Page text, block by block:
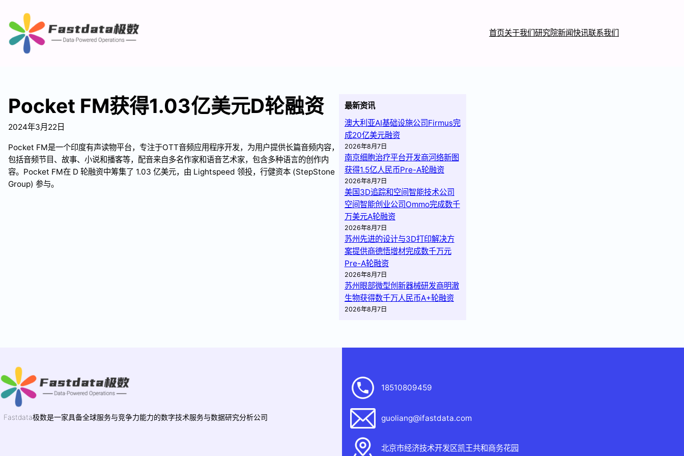
首页关于我们 研究院新闻快讯联系我们
Pocket FM获得1.03亿美元D轮融资
2024年3月22日
Pocket FM是一个印度有声读物平台，专注于OTT音频应用程序开发，为用户提供长篇音频内容，
包括音频节目、故事、小说和播客等，配音来自多名作家和语音艺术家，包含多种语言的创作内
容。Pocket FM在 D 轮融资中筹集了 1.03 亿美元，由 Lightspeed 领投，行健资本 (StepStone
Group) 参与。
最新资讯
澳大利亚AI基础设施公司Firmus完
成20亿美元融资
2026年8月7日
南京细胞治疗平台开发商河络新图
获得1.5亿人民币Pre-A轮融资
2026年8月7日
美国3D追踪和空间智能技术公司
空间智能创业公司Ommo完成数千
万美元A轮融资
2026年8月7日
苏州先进的设计与3D打印解决方
案提供商德悟增材完成数千万元
Pre-A轮融资
2026年8月7日
苏州眼部微型创新器械研发商明澈
生物获得数千万人民币A+轮融资
2026年8月7日
Fastdata极数是一家具备全球服务与竞争力能力的数字技术服务与数据研究分析公司
18510809459
guoliang@ifastdata.com
北京市经济技术开发区凯王共和商务花园